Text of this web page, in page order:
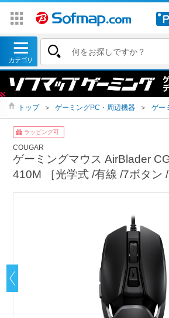
トップ ＞ ゲーミングPC・周辺機器 ＞ ゲー
ラッピング可
COUGAR
ゲーミングマウス AirBlader
410M ［光学式 /有線 /7ボタン /